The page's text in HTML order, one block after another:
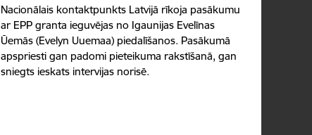
Nacionālais kontaktpunkts Latvijā rīkoja pasākumu
ar EPP granta ieguvējas no Igaunijas Evelīnas
Ūemās (Evelyn Uuemaa) piedalīšanos. Pasākumā
apspriesti gan padomi pieteikuma rakstīšanā, gan
sniegts ieskats intervijas norisē.